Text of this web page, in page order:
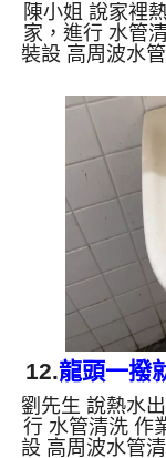
陳小姐 說家裡
家，進行 水管
裝設 高周波水
約15分，開啟
水管就流出白
沫奶茶，兩個
了。 如是自來
堆積，洗出來
錳，管壁上會
樣黑，有些洗
12.龍頭一撥
劉先生 說熱水
行 水管清洗 作
設 高周波水管